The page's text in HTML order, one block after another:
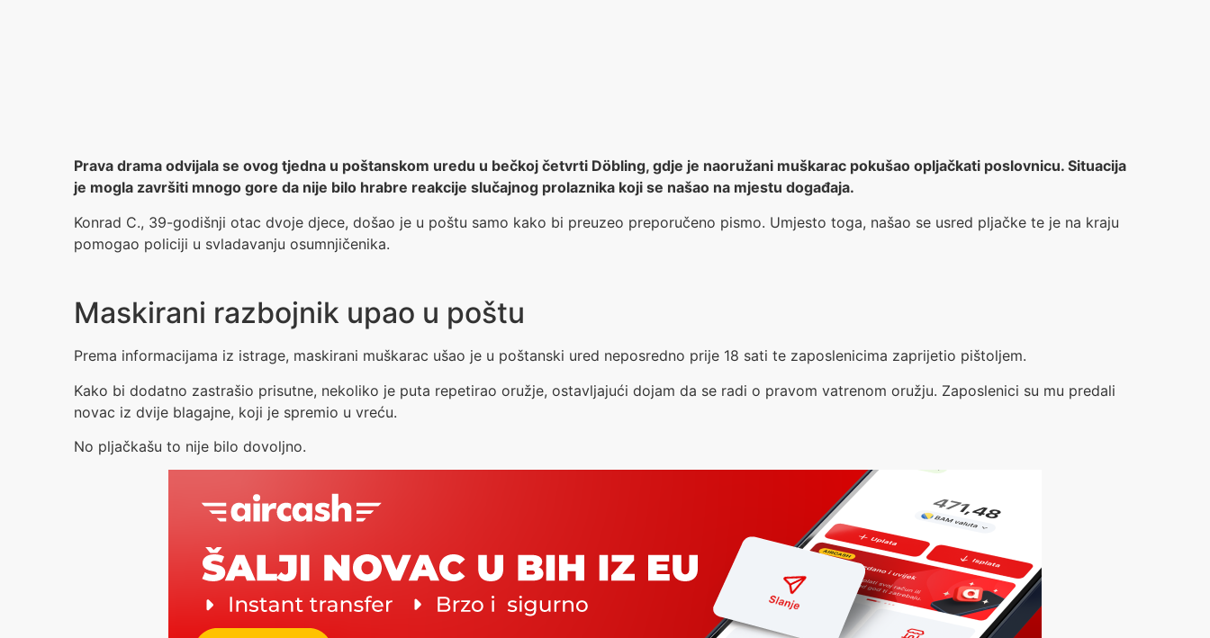
Prava drama odvijala se ovog tjedna u poštanskom uredu u bečkoj četvrti Döbling, gdje je naoružani muškarac pokušao opljačkati poslovnicu. Situacija
je mogla završiti mnogo gore da nije bilo hrabre reakcije slučajnog prolaznika koji se našao na mjestu događaja.
Konrad C., 39-godišnji otac dvoje djece, došao je u poštu samo kako bi preuzeo preporučeno pismo. Umjesto toga, našao se usred pljačke te je na kraju
pomogao policiji u svladavanju osumnjičenika.
Maskirani razbojnik upao u poštu
Prema informacijama iz istrage, maskirani muškarac ušao je u poštanski ured neposredno prije 18 sati te zaposlenicima zaprijetio pištoljem.
Kako bi dodatno zastrašio prisutne, nekoliko je puta repetirao oružje, ostavljajući dojam da se radi o pravom vatrenom oružju. Zaposlenici su mu predali
novac iz dvije blagajne, koji je spremio u vreću.
No pljačkašu to nije bilo dovoljno.